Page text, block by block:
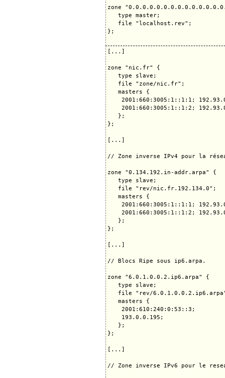
zone
   type master;
   file "localhost.rev";
};
[...]
zone "nic.fr" {
   type slave;
   file "zone/nic.fr";
   masters {
2001:660:3005:1::1:1;
2001:660:3005:1::1:2;
   };
};
[...]
// Zone inverse IPv4 pour la
zone "0.134.192.in-addr.arpa" {
   type slave;
   file "rev/nic.fr.192.134.0";
   masters {
2001:660:3005:1::1:1;
2001:660:3005:1::1:2;
   };
};
[...]
// Blocs Ripe sous ip6.arpa.
zone "6.0.1.0.0.2.ip6.arpa" {
   type slave;
file "rev/
   masters {
    2001:610:240:0:53::3;
    193.0.0.195;
   };
};
[...]
// Zone inverse IPv6 pour le